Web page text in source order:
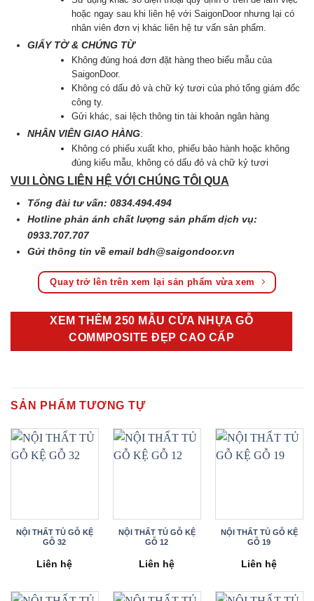
hoặc ngay sau khi liên hệ với SaigonDoor nhưng lại có
nhân viên đơn vị khác liên hệ tư vấn sản phẩm.
GIẤY TỜ & CHỨNG TỪ
Không đúng hoá đơn đặt hàng theo biểu mẫu của
SaigonDoor.
Không có dấu đỏ và chữ ký tươi của phó tổng giám đốc
công ty.
Gửi khác, sai lệch thông tin tài khoản ngân hàng
NHÂN VIÊN GIAO HÀNG:
Không có phiếu xuất kho, phiếu bảo hành hoặc không
đúng kiểu mẫu, không có dấu đỏ và chữ kỷ tươi
VUI LÒNG LIÊN HỆ VỚI CHÚNG TÔI QUA
Tổng đài tư vấn: 0834.494.494
Hotline phản ánh chất lượng sản phẩm dịch vụ:
0933.707.707
Gửi thông tin về emailbdh@saigondoor.vn
Quay trở lên trên xem lại sản phẩm vừa xem
XEM THÊM 250 MẪU CỬA NHỰA GỖ
COMMPOSITE ĐẸP CAO CẤP
SẢN PHẨM TƯƠNG TỰ
NỘI THẤT TỦ GỖ KỆ
GỖ 32
Liên hệ
NỘI THẤT TỦ GỖ KỆ
GỖ 12
Liên hệ
NỘI THẤT TỦ GỖ KỆ
GỖ 19
Liên hệ